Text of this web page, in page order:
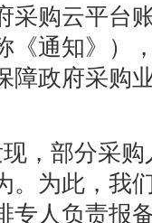
采购云平台
《通知》）
障政府采购
，部分采
。为此，我
专人负责报